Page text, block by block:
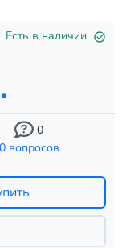
Есть в наличии
0
0 вопросов